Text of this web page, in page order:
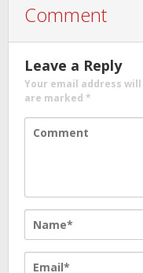
Comment
Leave a Reply
Your email address
are marked *